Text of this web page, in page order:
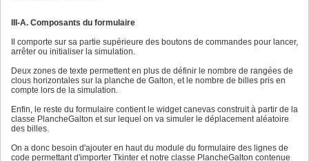
19
21
22
24
25
26
28
29
30
# valeurs des coordonnées x et y
        y = min_y + position_y +
1.5
        ecart_y =
1
# définition du rayon du cercle en fonction de
# trace le cercle de rayon r et centré sur
        self.creer_cercle
III-A. Composants du formulaire
Il comporte sur sa partie supérieure des boutons de commandes pour lancer,
arrêter ou initialiser la simulation.
Deux zones de texte permettent en plus de définir le nombre de rangées de
clous horizontales sur la planche de Galton, et le nombre de billes pris en
compte lors de la simulation.
Enfin, le reste du formulaire contient le widget canevas construit à partir de la
classe PlancheGalton et sur lequel on va simuler le déplacement aléatoire
des billes.
On a donc besoin d'ajouter en haut du module du formulaire des lignes de
code permettant d'importer Tkinter et notre classe PlancheGalton contenue